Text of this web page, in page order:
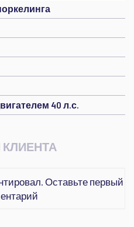
40 л.с.
Оставьте первый